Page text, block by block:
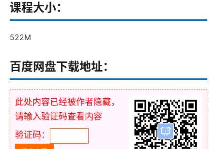
课程大小：
522M
百度网盘下载地址：
此处内容已经被作者隐藏，
请输入验证码查看内容
验证码：